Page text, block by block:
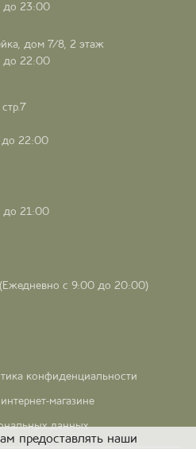
до 23:00
дом 7/8, 2 этаж
до 22:00
до 22:00
до 21:00
с 9:00 до 20:00)
конфиденциальности
магазине
данных
предоставлять наши